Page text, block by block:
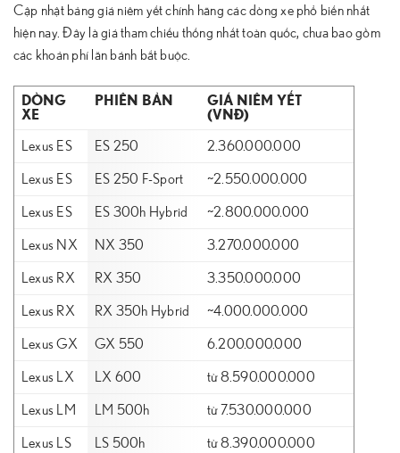
Cập nhật bảng giá niêm yết chính hãng các dòng xe phổ biến nhất
hiện nay. Đây là giá tham chiếu thống nhất toàn quốc, chưa bao gồm
các khoản phí lăn bánh bắt buộc.
DÒNG
XE
PHIÊN BẢN
GIÁ NIÊM YẾT
(VNĐ)
Lexus ES ES 250 2.360.000.000
Lexus ES ES 250 F-Sport ~2.550.000.000
Lexus ES ES 300h Hybrid ~2.800.000.000
Lexus NX NX 350 3.270.000.000
Lexus RX RX 350 3.350.000.000
Lexus RX RX 350h Hybrid ~4.000.000.000
Lexus GX GX 550 6.200.000.000
Lexus LX LX 600 từ 8.590.000.000
Lexus LM LM 500h từ 7.530.000.000
Lexus LS LS 500h từ 8.390.000.000